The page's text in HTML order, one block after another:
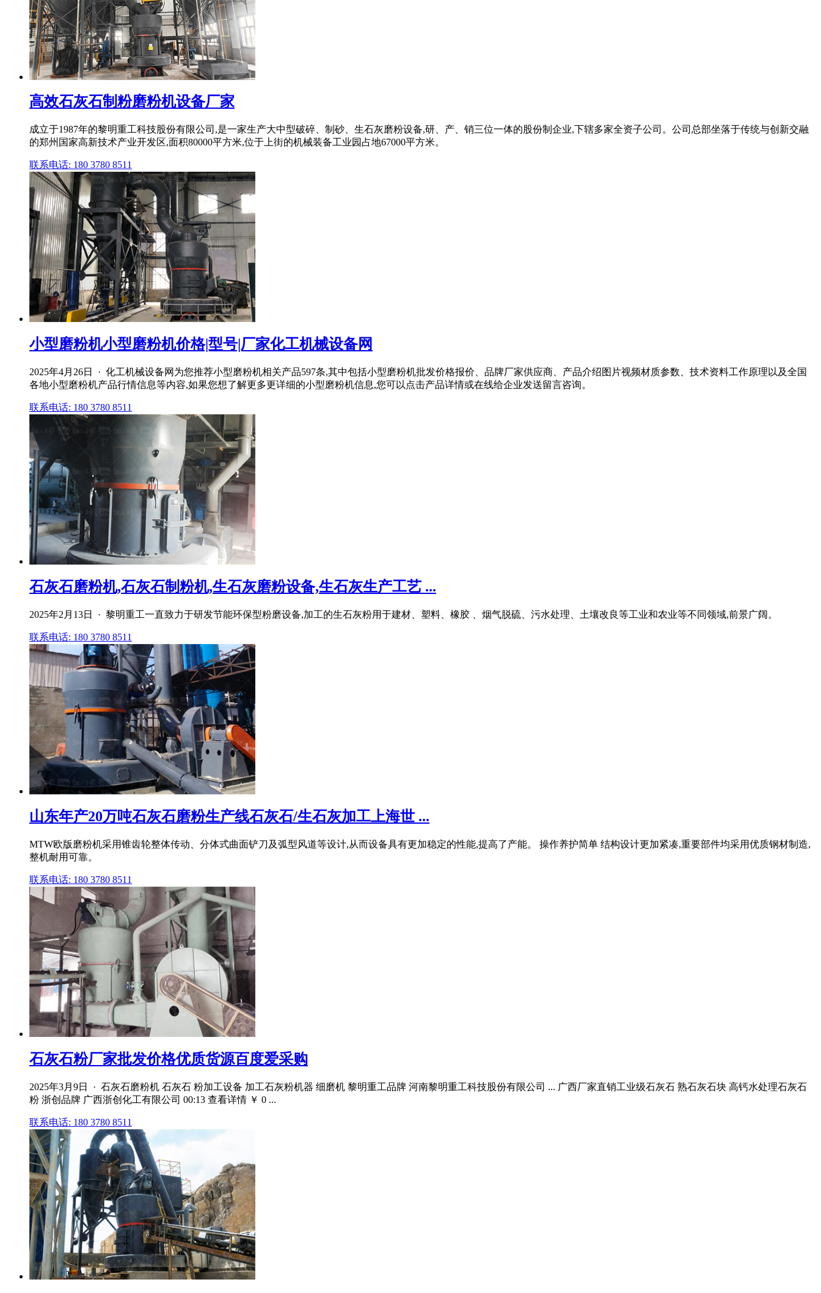
高效石灰石制粉磨粉机设备厂家
成立于1987年的黎明重工科技股份有限公司,是一家生产大中型破碎、制砂、生石灰磨粉设备,研、产、销三位一体的股份制企业,下辖多家全资子公司。公司总部坐落于传统与创新交融
的郑州国家高新技术产业开发区,面积80000平方米,位于上街的机械装备工业园占地67000平方米。
联系电话: 180 3780 8511
小型磨粉机小型磨粉机价格|型号|厂家化工机械设备网
2025年4月26日 · 化工机械设备网为您推荐小型磨粉机相关产品597条,其中包括小型磨粉机批发价格报价、品牌厂家供应商、产品介绍图片视频材质参数、技术资料工作原理以及全国
各地小型磨粉机产品行情信息等内容,如果您想了解更多更详细的小型磨粉机信息,您可以点击产品详情或在线给企业发送留言咨询。
联系电话: 180 3780 8511
石灰石磨粉机,石灰石制粉机,生石灰磨粉设备,生石灰生产工艺 ...
2025年2月13日 · 黎明重工一直致力于研发节能环保型粉磨设备,加工的生石灰粉用于建材、塑料、橡胶 、烟气脱硫、污水处理、土壤改良等工业和农业等不同领域,前景广阔。
联系电话: 180 3780 8511
山东年产20万吨石灰石磨粉生产线石灰石/生石灰加工上海世 ...
MTW欧版磨粉机采用锥齿轮整体传动、分体式曲面铲刀及弧型风道等设计,从而设备具有更加稳定的性能,提高了产能。 操作养护简单 结构设计更加紧凑,重要部件均采用优质钢材制造,
整机耐用可靠。
联系电话: 180 3780 8511
石灰石粉厂家批发价格优质货源百度爱采购
2025年3月9日 · 石灰石磨粉机 石灰石 粉加工设备 加工石灰粉机器 细磨机 黎明重工品牌 河南黎明重工科技股份有限公司 ... 广西厂家直销工业级石灰石 熟石灰石块 高钙水处理石灰石
粉 浙创品牌 广西浙创化工有限公司 00:13 查看详情 ￥ 0 ...
联系电话: 180 3780 8511